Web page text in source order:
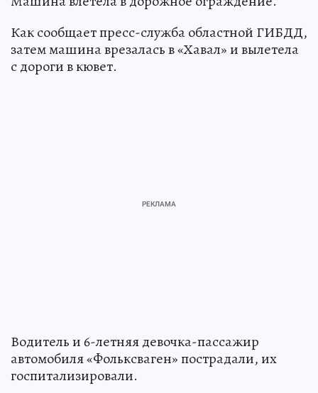
Как сообщает пресс-служба областной ГИБДД,
затем машина врезалась в «Хавал» и вылетела
с дороги в кювет.
Водитель и 6-летняя девочка-пассажир
автомобиля «Фольксваген» пострадали, их
госпитализировали.